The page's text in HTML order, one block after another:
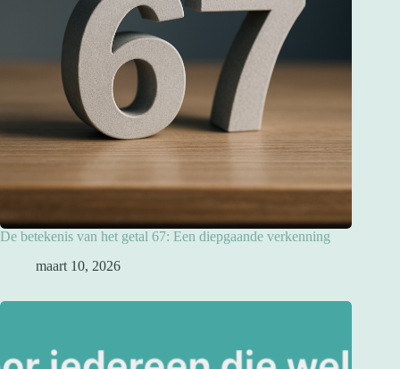
De betekenis van het getal 67: Een diepgaande verkenning
maart 10, 2026